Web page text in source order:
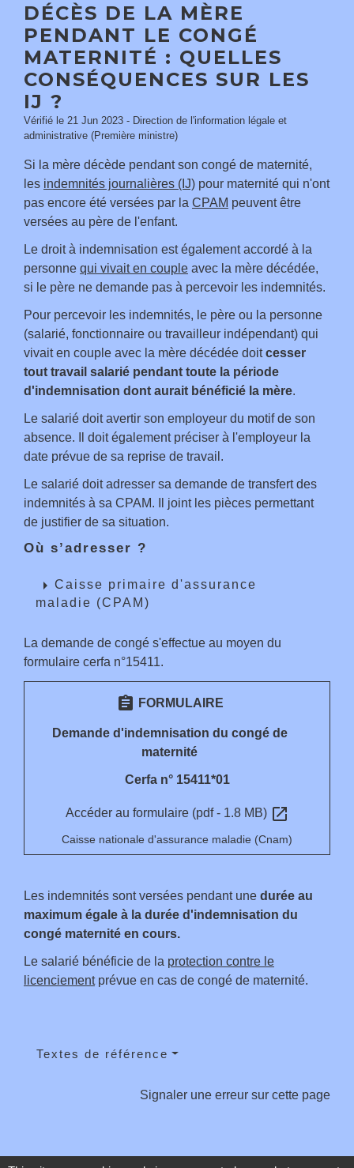
DÉCÈS DE LA MÈRE
PENDANT LE CONGÉ
MATERNITÉ : QUELLES
CONSÉQUENCES SUR LES
IJ ?
Vérifié le 21 Jun 2023 - Direction de l'information légale et
administrative (Première ministre)
Si la mère décède pendant son congé de maternité,
les indemnités journalières (IJ) pour maternité qui n'ont
pas encore été versées par la CPAM peuvent être
versées au père de l'enfant.
Le droit à indemnisation est également accordé à la
personne qui vivait en couple avec la mère décédée,
si le père ne demande pas à percevoir les indemnités.
Pour percevoir les indemnités, le père ou la personne
(salarié, fonctionnaire ou travailleur indépendant) qui
vivait en couple avec la mère décédée doitcesser
tout travail salarié pendant toute la période
d'indemnisation dont aurait bénéficié la mère.
Le salarié doit avertir son employeur du motif de son
absence. Il doit également préciser à l'employeur la
date prévue de sa reprise de travail.
Le salarié doit adresser sa demande de transfert des
indemnités à sa CPAM. Il joint les pièces permettant
de justifier de sa situation.
Où s’adresser ?
arrow_right Caisse primaire d'assurance
maladie (CPAM)
La demande de congé s'effectue au moyen du
formulaire cerfa n°15411.
assignment FORMULAIRE
Demande d'indemnisation du congé de
maternité
Cerfa n° 15411*01
Accéder au formulaire (pdf - 1.8 MB) open_in_new
Caisse nationale d'assurance maladie (Cnam)
Les indemnités sont versées pendant une durée au
maximum égale à la durée d'indemnisation du
congé maternité en cours.
Le salarié bénéficie de la protection contre le
licenciementprévue en cas de congé de maternité.
Textes de référence
Signaler une erreur sur cette page